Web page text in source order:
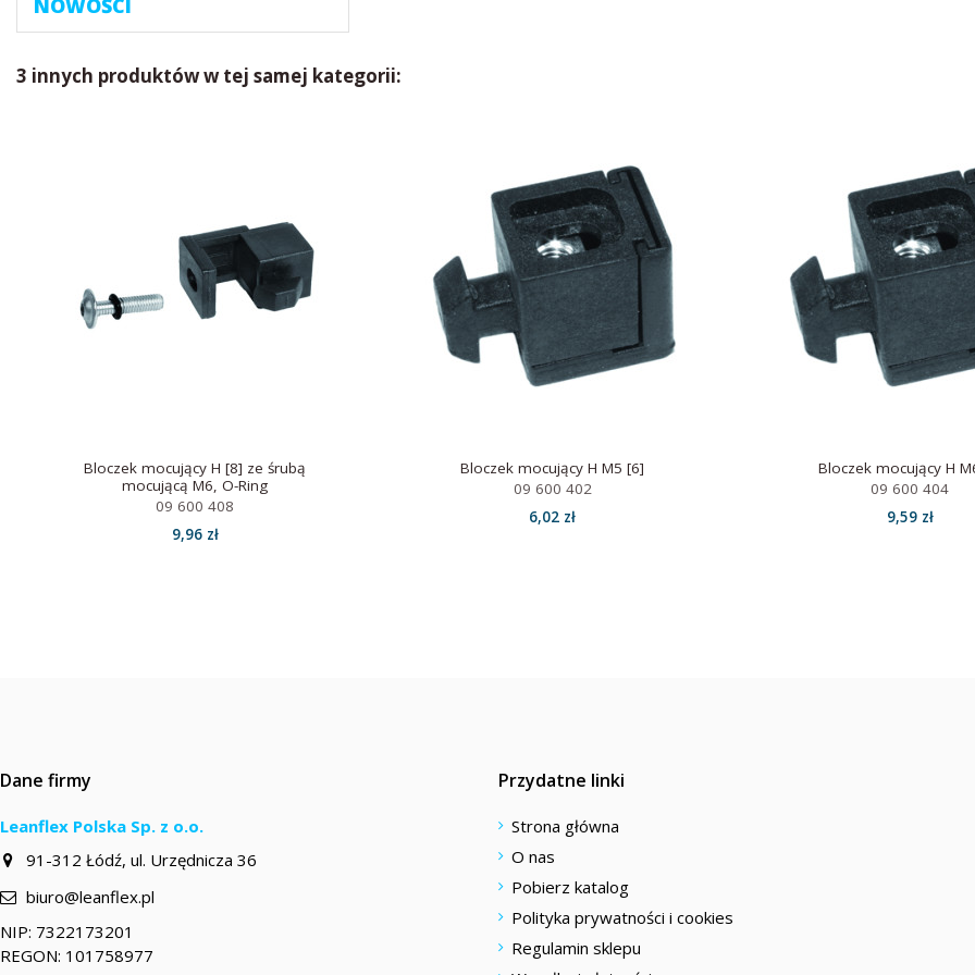
3 innych produktów w tej samej kategorii:
Bloczek mocujący H [8] ze śrubą
mocującą M6, O-Ring
09 600 408
9,96 zł
Bloczek mocujący H M5 [6]
09 600 402
6,02 zł
Bloczek mocujący H
09 600 404
9,59 zł
Dane firmy
Leanflex Polska Sp. z o.o.
91-312 Łódź, ul. Urzędnicza 36
biuro@leanflex.pl
NIP: 7322173201
REGON: 101758977
Przydatne linki
Strona główna
O nas
Pobierz katalog
Polityka prywatności i cookies
Regulamin sklepu